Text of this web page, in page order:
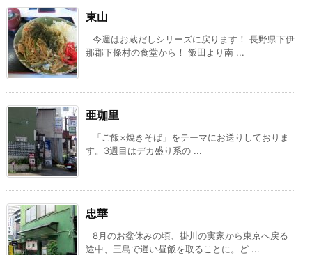
東山
今週はお蔵だしシリーズに戻ります！ 長野県下伊
那郡下條村の食堂から！ 飯田より南 ...
亜珈里
「ご飯×焼きそば」をテーマにお送りしておりま
す。3週目はデカ盛り系の ...
忠華
8月のお盆休みの頃、掛川の実家から東京へ戻る
途中、三島で遅い昼飯を取ることに。ど ...